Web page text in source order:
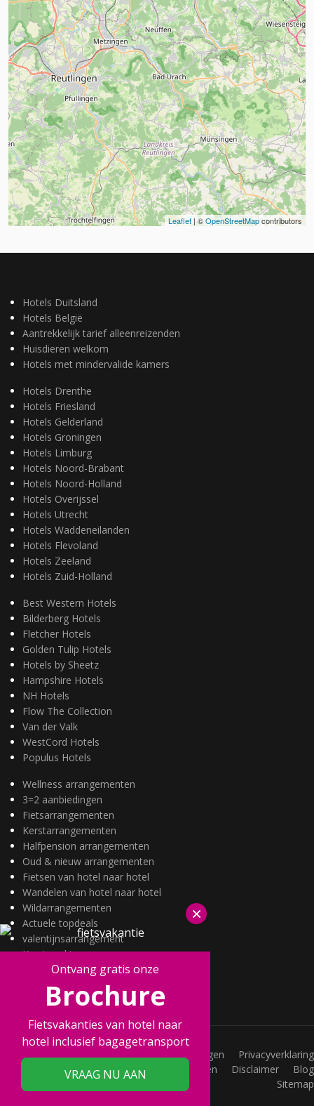
Leaflet | ©OpenStreetMapcontributors
Hotels Duitsland
Hotels België
Aantrekkelijk tarief alleenreizenden
Huisdieren welkom
Hotels met mindervalide kamers
Hotels Drenthe
Hotels Friesland
Hotels Gelderland
Hotels Groningen
Hotels Limburg
Hotels Noord-Brabant
Hotels Noord-Holland
Hotels Overijssel
Hotels Utrecht
Hotels Waddeneilanden
Hotels Flevoland
Hotels Zeeland
Hotels Zuid-Holland
Best Western Hotels
Bilderberg Hotels
Fletcher Hotels
Golden Tulip Hotels
Hotels by Sheetz
Hampshire Hotels
NH Hotels
Flow The Collection
Van der Valk
WestCord Hotels
Populus Hotels
Wellness arrangementen
3=2 aanbiedingen
Fietsarrangementen
Kerstarrangementen
Halfpension arrangementen
Oud & nieuw arrangementen
Fietsen van hotel naar hotel
Wandelen van hotel naar hotel
Wildarrangementen
Actuele topdeals
valentijnsarrangement
Kerstmarkten
Fietsvakanties
Wandelvakanties
Veelgestelde vragen
Privacyverklaring
Joint Promotions
Acties Voorwaarden Disclaimer
Blog
Sitemap
×
Ontvang gratis onze
Brochure
Fietsvakanties van hotel naar
hotel inclusief bagagetransport
VRAAG NU AAN